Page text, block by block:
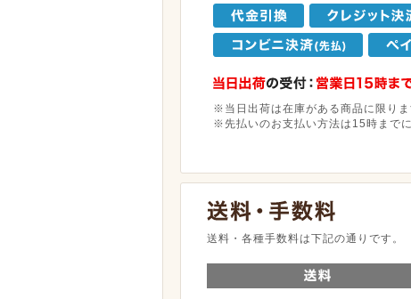
※当日出荷は在庫がある商品に限りま
※先払いのお支払い方法は15時まで
送料・各種手数料は下記の通りです。